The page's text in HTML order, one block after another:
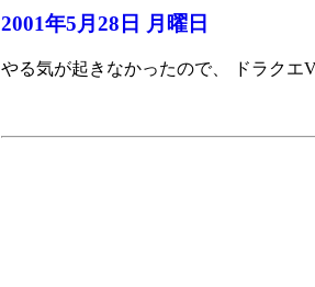
2001年5月28日 月曜日
やる気が起きなかったので、 ドラクエ